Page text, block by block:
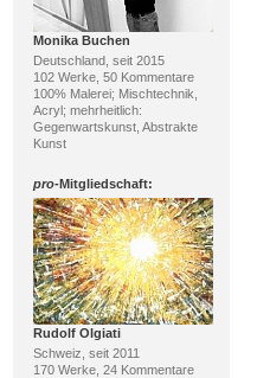
Monika Buchen
Deutschland, seit 2015
102 Werke, 50 Kommentare
100% Malerei; Mischtechnik,
Acryl; mehrheitlich:
Gegenwartskunst, Abstrakte
Kunst
pro-Mitgliedschaft:
Rudolf Olgiati
Schweiz, seit 2011
170 Werke, 24 Kommentare